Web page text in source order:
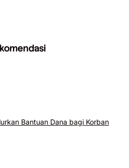
Bantuan Dana bagi Korban